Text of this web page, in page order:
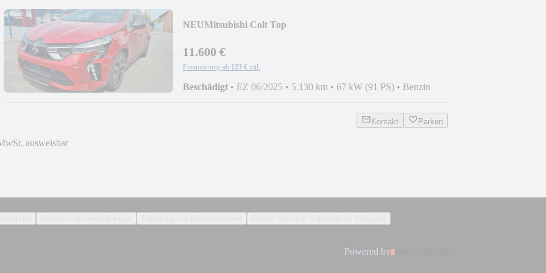
NEUMitsubishi Colt Top
11.600 €
Finanzierung ab 123 € mtl.
Beschädigt • EZ 06/2025 • 5.130 km • 67 kW (91 PS) • Benzin
Kontakt Parken
ausweisbar
Powered by